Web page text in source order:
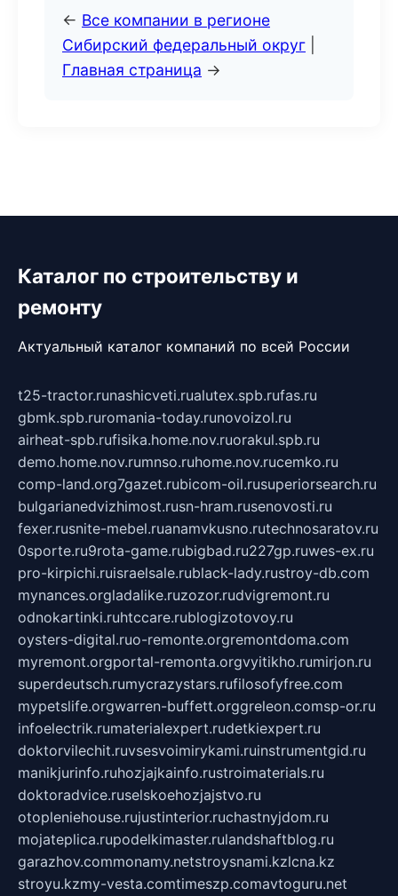
← Все компании в регионе
Сибирский федеральный округ
Главная страница →
Каталог по строительству и
ремонту
Актуальный каталог компаний по всей России
t25-tractor.runashicveti.rualutex.spb.rufas.ru
gbmk.spb.ruromania-today.runovoizol.ru
airheat-spb.rufisika.home.nov.ruorakul.spb.ru
demo.home.nov.rumnso.ruhome.nov.rucemko.ru
comp-land.org7gazet.rubicom-oil.rusuperiorsearch.ru
bulgarianedvizhimost.rusn-hram.rusenovosti.ru
fexer.rusnite-mebel.ruanamvkusno.rutechnosaratov.ru
0sporte.ru9rota-game.rubigbad.ru227gp.ruwes-ex.ru
pro-kirpichi.ruisraelsale.rublack-lady.rustroy-db.com
mynances.orgladalike.ruzozor.rudvigremont.ru
odnokartinki.ruhtccare.rublogizotovoy.ru
oysters-digital.ruo-remonte.orgremontdoma.com
myremont.orgportal-remonta.orgvyitikho.rumirjon.ru
superdeutsch.rumycrazystars.rufilosofyfree.com
mypetslife.orgwarren-buffett.orggreleon.comsp-or.ru
infoelectrik.rumaterialexpert.rudetkiexpert.ru
doktorvilechit.ruvsesvoimirykami.ruinstrumentgid.ru
manikjurinfo.ruhozjajkainfo.rustroimaterials.ru
doktoradvice.ruselskoehozjajstvo.ru
otopleniehouse.rujustinterior.ruchastnyjdom.ru
mojateplica.rupodelkimaster.rulandshaftblog.ru
garazhov.commonamy.netstroysnami.kzlcna.kz
stroyu.kzmy-vesta.comtimeszp.comavtoguru.net